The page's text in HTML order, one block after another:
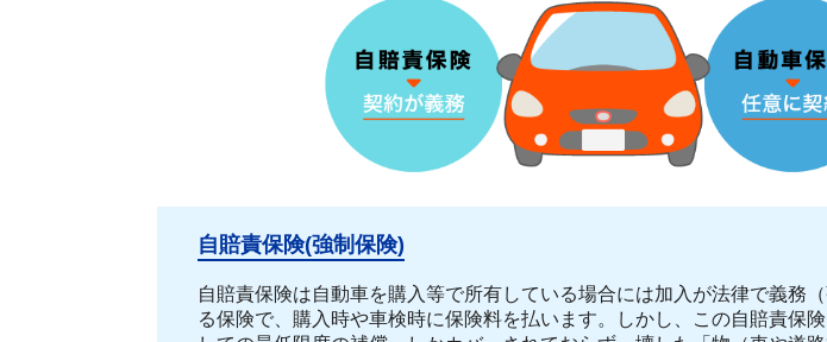
自賠責保険(強制保険)
自賠責保険は自動車を購入等で所有している場合には加入が法律で義務
る保険で、購入時や車検時に保険料を払います。しかし、この自賠責保